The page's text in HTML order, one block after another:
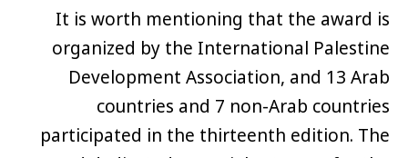
It is worth mentioning that the award is
organized by the International Palestine
Development Association, and 13 Arab
countries and 7 non-Arab countries
participated in the thirteenth edition. The